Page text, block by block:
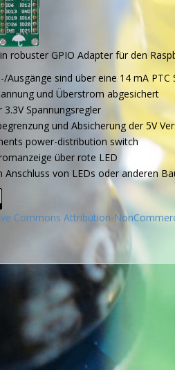
robuster GPIO Adapter für den
Ausgänge sind über eine 14 mA
und Überstrom abgesichert
3.3V Spannungsregler
und Absicherung der 5V
power-distribution switch
über rote LED
Anschluss von LEDs oder anderen
Commons Attribution-